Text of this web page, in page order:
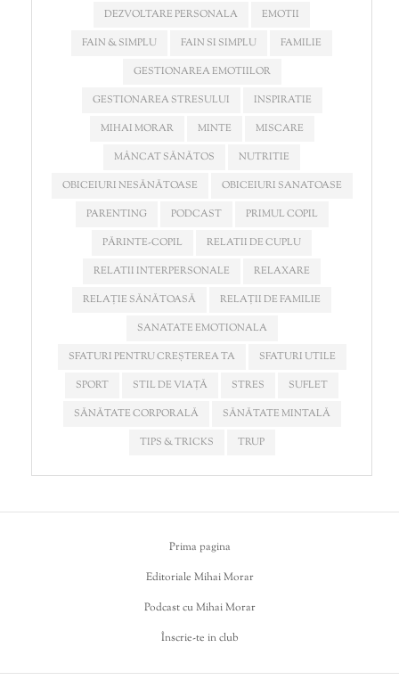
DEZVOLTARE PERSONALA
EMOTII
FAIN & SIMPLU
FAIN SI SIMPLU
FAMILIE
GESTIONAREA EMOTIILOR
GESTIONAREA STRESULUI
INSPIRATIE
MIHAI MORAR
MINTE
MISCARE
MÂNCAT SĂNĂTOS
NUTRITIE
OBICEIURI NESĂNĂTOASE
OBICEIURI SANATOASE
PARENTING
PODCAST
PRIMUL COPIL
PĂRINTE-COPIL
RELATII DE CUPLU
RELATII INTERPERSONALE
RELAXARE
RELAȚIE SĂNĂTOASĂ
RELAȚII DE FAMILIE
SANATATE EMOTIONALA
SFATURI PENTRU CREȘTEREA TA
SFATURI UTILE
SPORT
STIL DE VIAȚĂ STRES
SUFLET
SĂNĂTATE CORPORALĂ
SĂNĂTATE MINTALĂ
TIPS & TRICKS
TRUP
Prima pagina
Editoriale Mihai Morar
Podcast cu Mihai Morar
Înscrie-te in club